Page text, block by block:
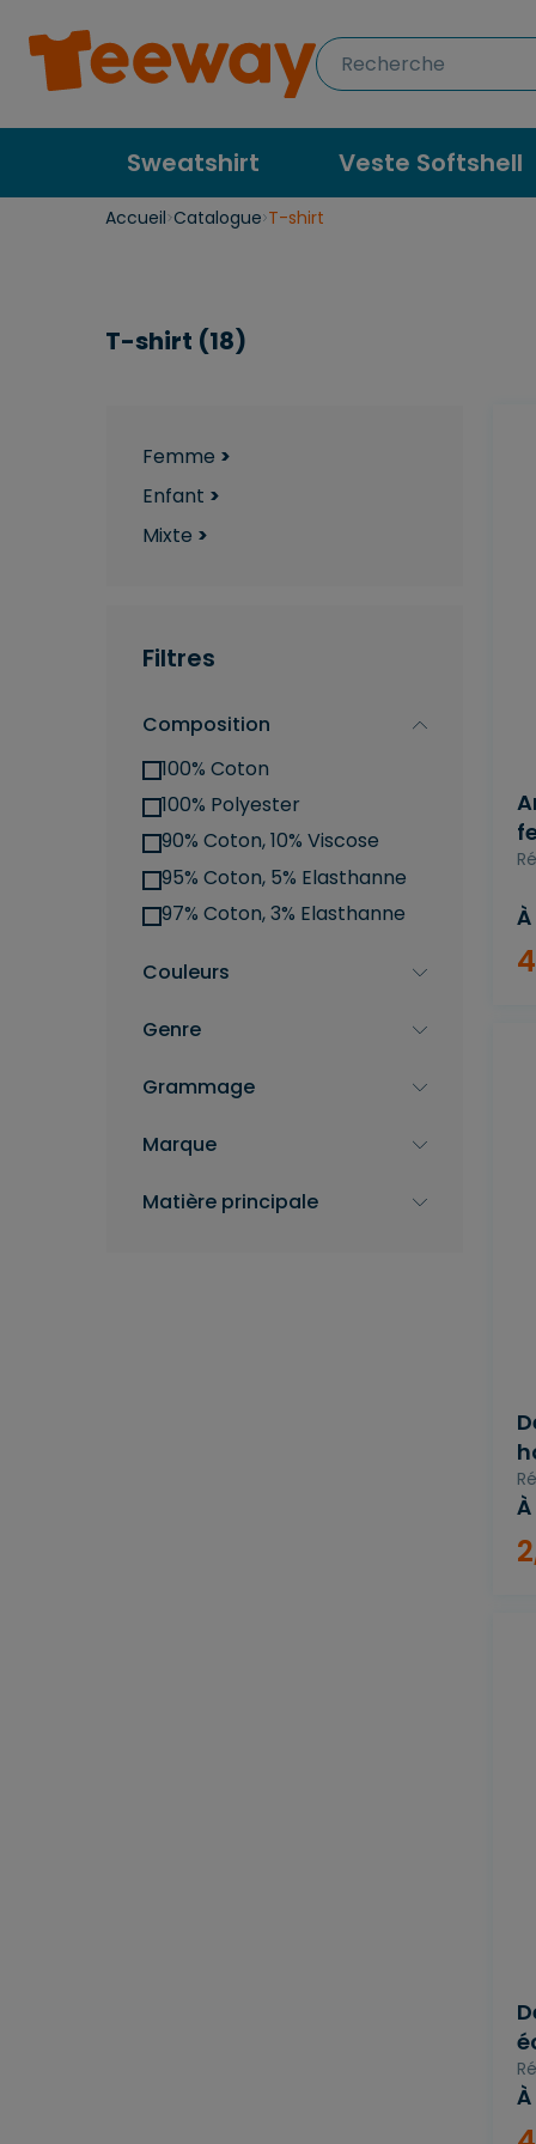
Sweatshirt Veste Softshell
Accueil Catalogue T-shirt
T-shirt (18)
Femme >
Enfant >
Mixte >
Filtres
Composition
100% Coton
100% Polyester
90% Coton, 10% Viscose
95% Coton, 5% Elasthanne
97% Coton, 3% Elasthanne
Couleurs
Genre
Grammage
Marque
Matière principale
4
2